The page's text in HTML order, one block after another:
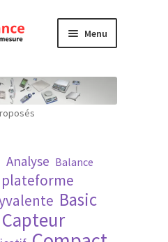
Menu
de remboursements et
Analyse Balance
plateforme
Basic
Capteur